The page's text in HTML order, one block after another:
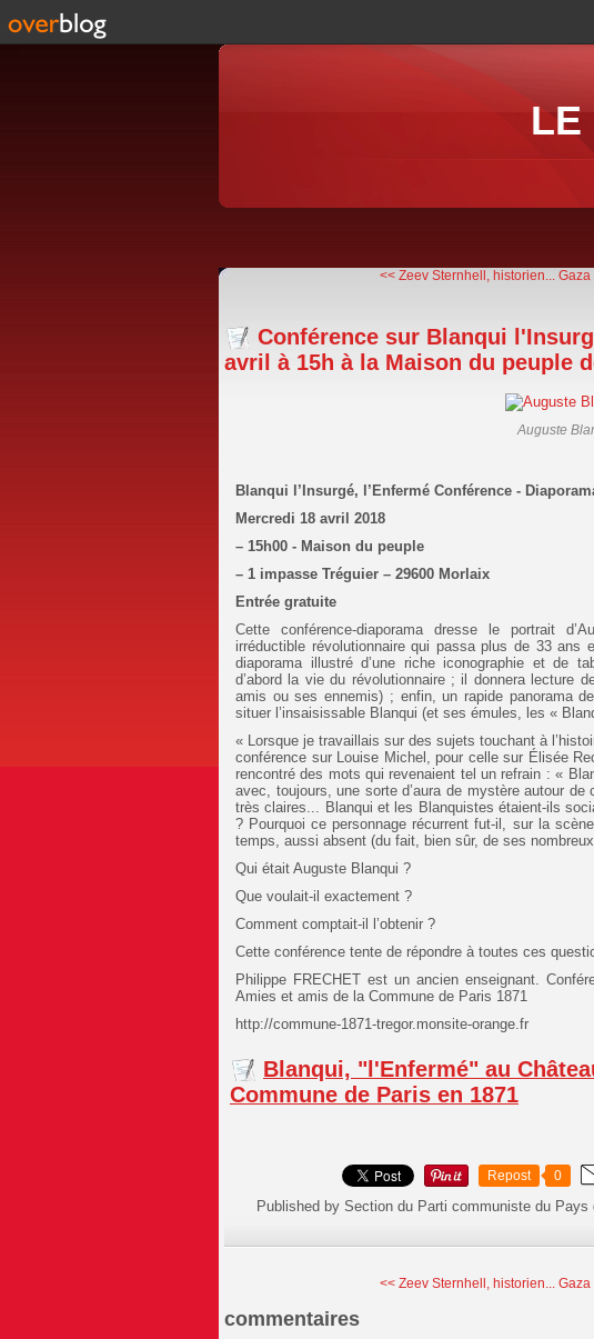
LE
<< Zeev Sternhell, historien... Gaza
Conférence sur Blanqui
avril à 15h à la Maison du peuple
Auguste
Blanqui l’Insurgé, l’Enfermé Conférence -
Mercredi 18 avril 2018
– 15h00 - Maison du peuple
– 1 impasse Tréguier – 29600 Morlaix
Entrée gratuite
Cette conférence-diaporama dresse le portrait
irréductible révolutionnaire qui passa plus de 33 ans
diaporama illustré d’une riche iconographie et de
d’abord la vie du révolutionnaire ; il donnera lecture
amis ou ses ennemis) ; enfin, un rapide panorama
situer l’insaisissable Blanqui (et ses émules, les «
« Lorsque je travaillais sur des sujets touchant à
conférence sur Louise Michel, pour celle sur Élisée
rencontré des mots qui revenaient tel un refrain : «
avec, toujours, une sorte d’aura de mystère autour
très claires... Blanqui et les Blanquistes étaient-ils
? Pourquoi ce personnage récurrent fut-il, sur la
temps, aussi absent (du fait, bien sûr, de ses
Qui était Auguste Blanqui ?
Que voulait-il exactement ?
Comment comptait-il l’obtenir ?
Cette conférence tente de répondre à toutes ces
Philippe FRECHET est un ancien enseignant.
Amies et amis de la Commune de Paris 1871
http://commune-1871-tregor.monsite-orange.fr
Blanqui, "l'Enfermé" au
Commune de Paris en 1871
Repost 0
Published by Section du Parti communiste du Pays
<< Zeev Sternhell, historien... Gaza
commentaires